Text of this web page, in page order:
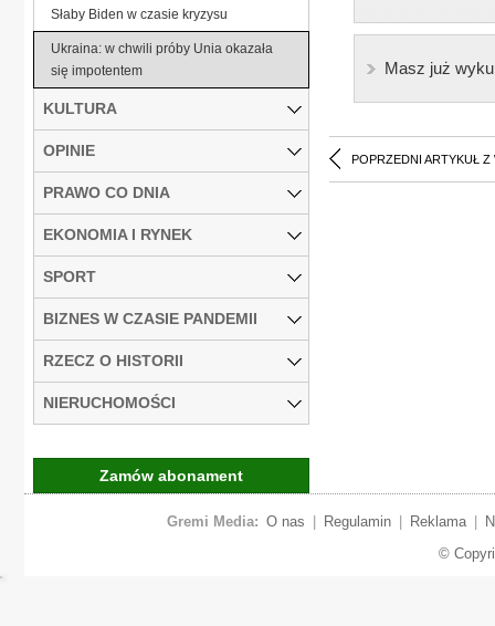
Masz już
POPRZEDNI ARTYKUŁ Z
Słaby Biden w czasie kryzysu
Ukraina: w chwili próby Unia okazała
się impotentem
KULTURA
OPINIE
PRAWO CO DNIA
EKONOMIA I RYNEK
SPORT
BIZNES W CZASIE PANDEMII
RZECZ O HISTORII
NIERUCHOMOŚCI
Zamów abonament
Gremi Media: O nas Regulamin Reklama
©